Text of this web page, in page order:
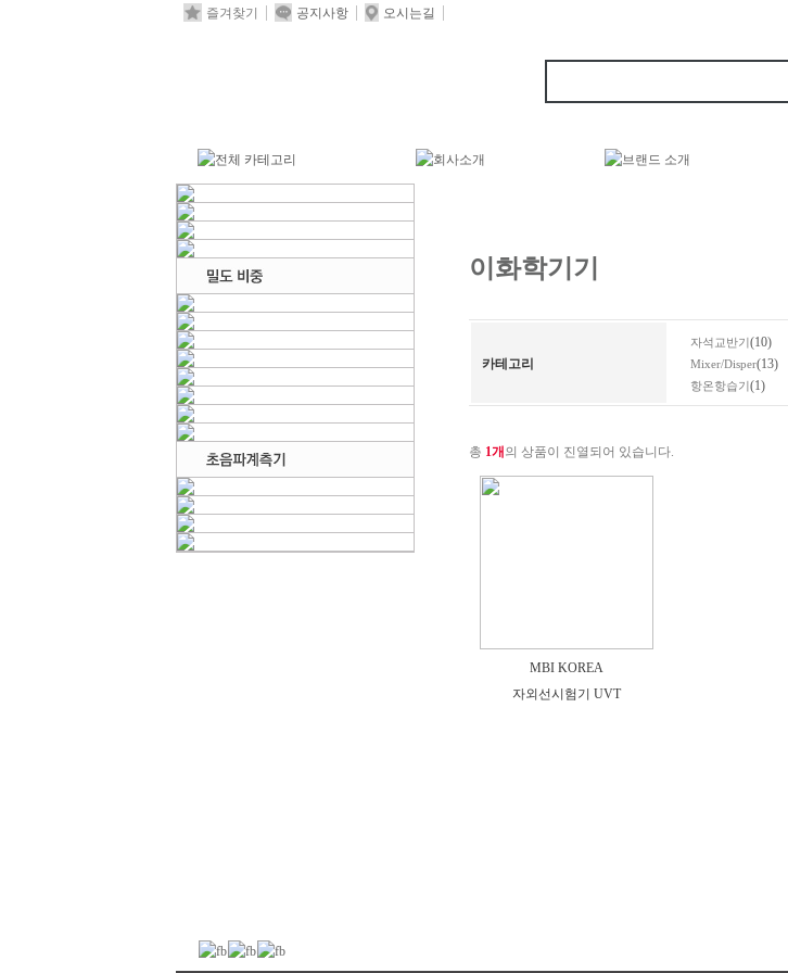
즐겨찾기 공지사항 오시는길
이화학기기
카테고리
자석교반기(10)
Mixer/Disper(13)
항온항습기(1)
총 1개 의 상품이 진열되어 있습니다.
MBI KOREA
자외선시험기 UVT